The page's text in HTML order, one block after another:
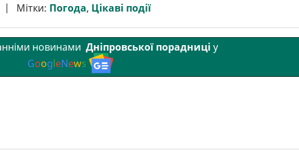
Мітки: Погода, Цікаві події
новинами Дніпровської порадниці у
GoogleNews